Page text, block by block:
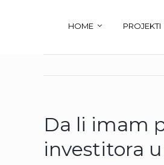
HOME PROJEKTI
Da li imam
investitora